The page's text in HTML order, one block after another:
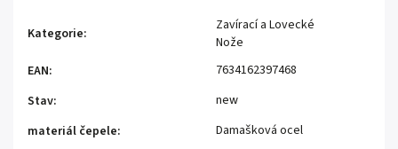
Kategorie:
Zavírací a Lovecké
Nože
EAN:
7634162397468
Stav:
new
materiál čepele:
Damašková ocel